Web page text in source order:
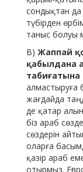
сондықтан да
түбірден
таныс болуы
В) Жаппай
қабылдана
табиғатына
алмастыруға
жағдайда
де қатар
біз араб
сөздерін
оларға
қазір араб
отырмыз.